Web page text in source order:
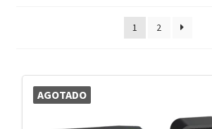
1 2
AGOTADO